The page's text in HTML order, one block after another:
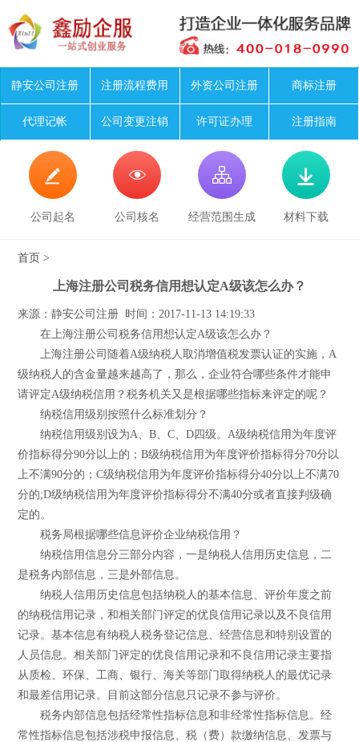
静安公司注册 注册流程费用 外资公司注册 商标注册
代理记帐 公司变更注销 许可证办理 注册指南

公司起名

公司核名

经营范围生成

材料下载
首页 >
上海注册公司税务信用想认定A级该怎么办？
来源：静安公司注册 时间：2017-11-13 14:19:33
在上海注册公司税务信用想认定A级该怎么办？
上海注册公司随着A级纳税人取消增值税发票认证的实施，A
级纳税人的含金量越来越高了，那么，企业符合哪些条件才能申
请评定A级纳税信用？税务机关又是根据哪些指标来评定的呢？
纳税信用级别按照什么标准划分？
纳税信用级别设为A、B、C、D四级。A级纳税信用为年度评
价指标得分90分以上的；B级纳税信用为年度评价指标得分70分以
上不满90分的；C级纳税信用为年度评价指标得分40分以上不满70
分的;D级纳税信用为年度评价指标得分不满40分或者直接判级确
定的。
税务局根据哪些信息评价企业纳税信用？
纳税信用信息分三部分内容，一是纳税人信用历史信息，二
是税务内部信息，三是外部信息。
纳税人信用历史信息包括纳税人的基本信息、评价年度之前
的纳税信用记录，和相关部门评定的优良信用记录以及不良信用
记录。基本信息有纳税人税务登记信息、经营信息和特别设置的
人员信息。相关部门评定的优良信用记录和不良信用记录主要指
从质检、环保、工商、银行、海关等部门取得纳税人的最优记录
和最差信用记录。目前这部分信息只记录不参与评价。
税务内部信息包括经常性指标信息和非经常性指标信息。经
常性指标信息包括涉税申报信息、税（费）款缴纳信息、发票与